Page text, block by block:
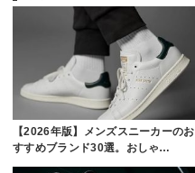
【2026年版】メンズスニーカーのお
すすめブランド30選。おしゃ…